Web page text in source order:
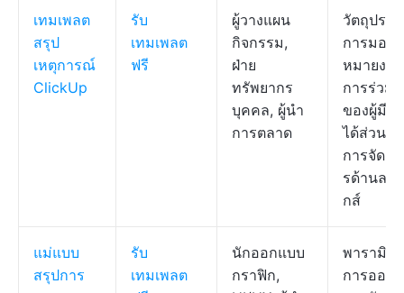
เทมเพลต
สรุป
เหตุการณ์
ClickUp
รับ
เทมเพลต
ฟรี
ผู้วางแผน
กิจกรรม,
ฝ่าย
ทรัพยากร
บุคคล, ผู้นำ
การตลาด
วัตถุประ
การมอบ
หมายงา
การร่วม
ของผู้มีส่
ได้ส่วนเสี
การจัดกา
รด้านลอ
กส์
แม่แบบ
สรุปการ
รับ
เทมเพลต
นักออกแบบ
กราฟิก,
พารามิเ
การออก